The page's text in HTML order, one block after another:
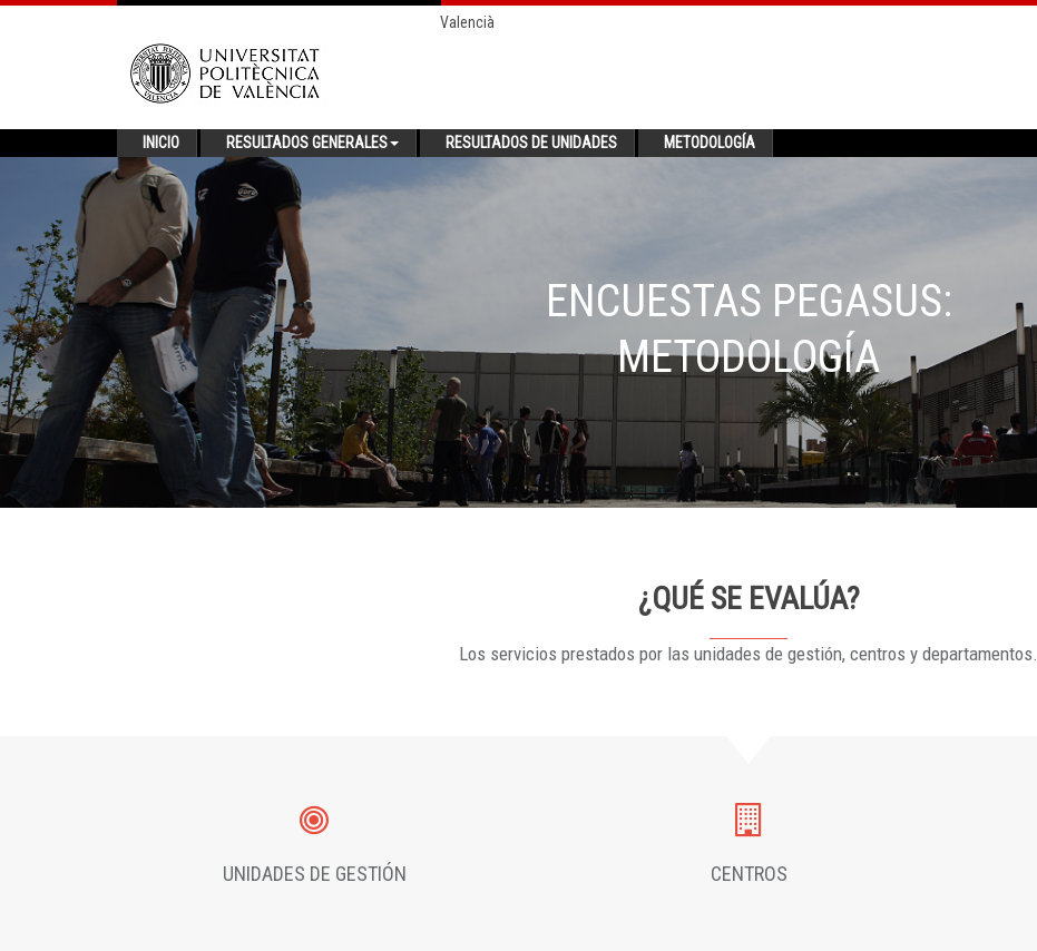
Valencià
INICIO RESULTADOS GENERALES RESULTADOS DE UNIDADES METODOLOGÍA
ENCUESTAS PEGASUS:
METODOLOGÍA
¿QUÉ SE EVALÚA?
Los servicios prestados por las unidades de gestión, centros y departamentos.
UNIDADES DE GESTIÓN CENTROS